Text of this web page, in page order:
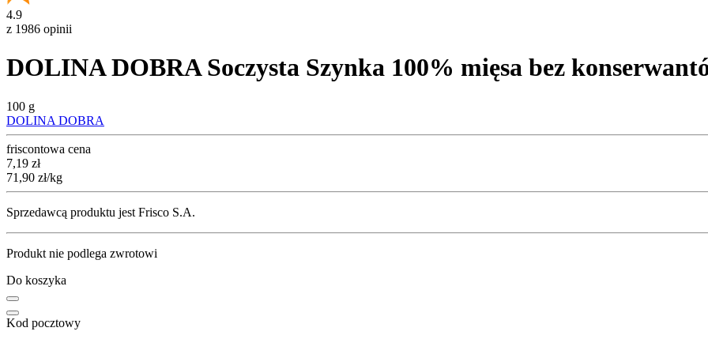
4.9
z 1986 opinii
DOLINA DOBRA Soczysta Szynka 100% mięsa bez
100 g
DOLINA DOBRA
friscontowa cena
Cena
7,19 zł
71,90 zł/kg
Sprzedawcą produktu jest Frisco S.A.
Produkt nie podlega zwrotowi
Do koszyka
Kod pocztowy